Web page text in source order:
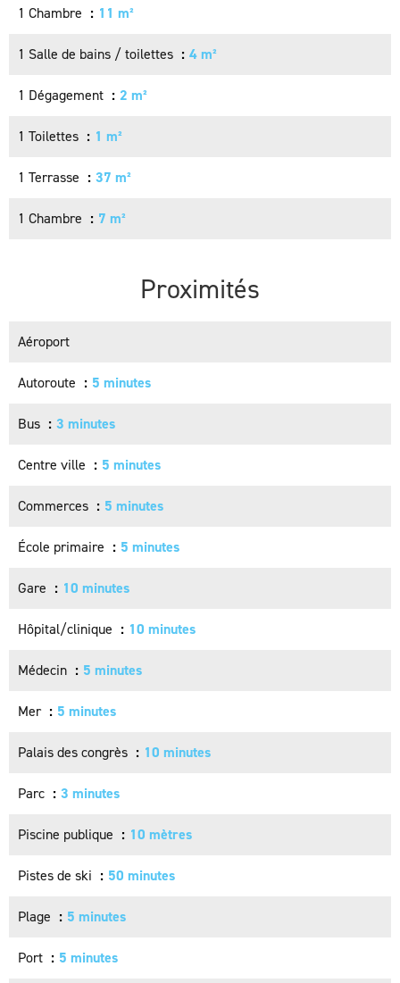
1 Chambre 11 m²
1 Salle de bains / toilettes 4 m²
1 Dégagement 2 m²
1 Toilettes 1 m²
1 Terrasse 37 m²
1 Chambre 7 m²
Proximités
Aéroport
Autoroute 5 minutes
Bus 3 minutes
Centre ville 5 minutes
Commerces 5 minutes
École primaire 5 minutes
Gare 10 minutes
Hôpital/clinique 10 minutes
Médecin 5 minutes
Mer 5 minutes
Palais des congrès 10 minutes
Parc 3 minutes
Piscine publique 10 mètres
Pistes de ski 50 minutes
Plage 5 minutes
Port 5 minutes